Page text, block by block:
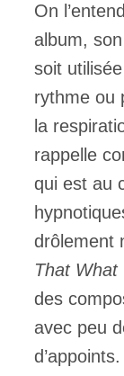
On
album,
soit
rythme ou
la
rappelle
qui est au
drôlement
That
des
avec peu
d’appoints.